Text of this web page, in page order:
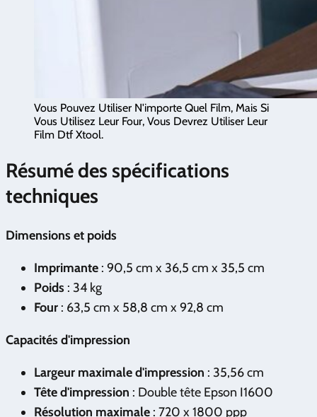
Vous Pouvez Utiliser N'importe Quel Film, Mais Si
Vous Utilisez Leur Four, Vous Devrez Utiliser Leur
Film Dtf Xtool.
Résumé des spécifications
techniques
Dimensions et poids
Imprimante : 90,5 cm x 36,5 cm x 35,5 cm
Poids : 34 kg
Four : 63,5 cm x 58,8 cm x 92,8 cm
Capacités d'impression
Largeur maximale d'impression : 35,56 cm
Tête d'impression : Double tête Epson I1600
Résolution maximale : 720 x 1800 ppp